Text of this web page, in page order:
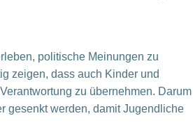
politische Meinungen zu
zeigen, dass auch Kinder und
zu übernehmen. Darum
gesenkt werden, damit Jugendliche